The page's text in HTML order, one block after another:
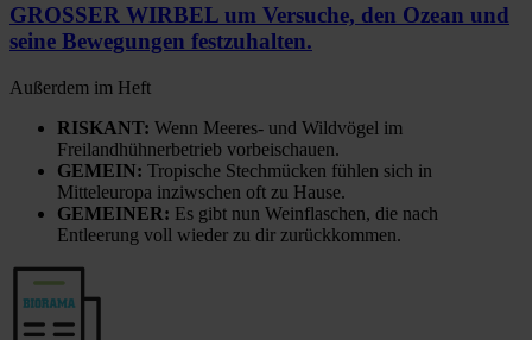
GROSSER WIRBEL um Versuche, den Ozean und
seine Bewegungen festzuhalten.
Außerdem im Heft
RISKANT: Wenn Meeres- und Wildvögel im
Freilandhühnerbetrieb vorbeischauen.
GEMEIN: Tropische Stechmücken fühlen sich in
Mitteleuropa inziwschen oft zu Hause.
GEMEINER: Es gibt nun Weinflaschen, die nach
Entleerung voll wieder zu dir zurückkommen.